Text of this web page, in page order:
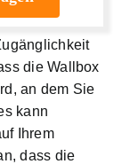
die Wallbox
an dem Sie
kann
Ihrem
dass die